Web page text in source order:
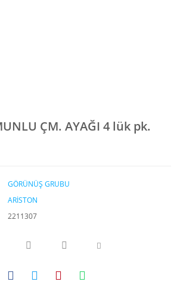
ÇM. AYAĞI 4 lük pk.
GÖRÜNÜŞ GRUBU
ARİSTON
2211307